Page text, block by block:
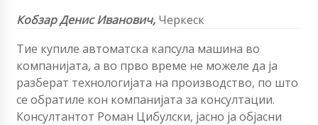
Кобзар Денис Иванович, Черкеск
Тие купиле автоматска капсула машина во
компанијата, а во прво време не можеле да ја
разберат технологијата на производство, по што
се обратиле кон компанијата за консултации.
Консултантот Роман Цибулски, јасно ја објасни